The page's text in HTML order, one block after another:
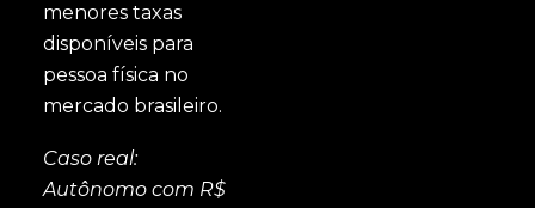
menores taxas
disponíveis para
pessoa física no
mercado brasileiro.
Caso real:
Autônomo com R$